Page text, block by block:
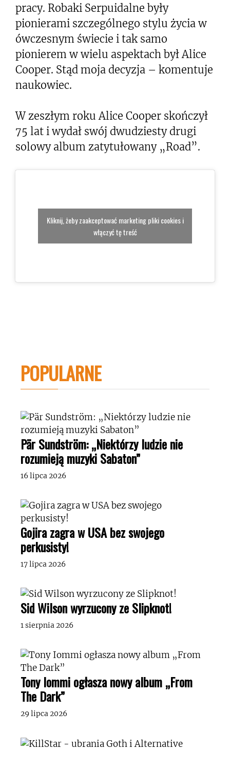
pracy. Robaki Serpuidalne były
pionierami szczególnego stylu życia w
ówczesnym świecie i tak samo
pionierem w wielu aspektach był Alice
Cooper. Stąd moja decyzja – komentuje
naukowiec.
W zeszłym roku Alice Cooper skończył
75 lat i wydał swój dwudziesty drugi
solowy album zatytułowany „Road”.
Kliknij, żeby zaakceptować marketing pliki cookies i
włączyć tę treść
POPULARNE
Pär Sundström: „Niektórzy ludzie nie
rozumieją muzyki Sabaton”
16 lipca 2026
Gojira zagra w USA bez swojego
perkusisty!
17 lipca 2026
Sid Wilson wyrzucony ze Slipknot!
1 sierpnia 2026
Tony Iommi ogłasza nowy album „From
The Dark”
29 lipca 2026